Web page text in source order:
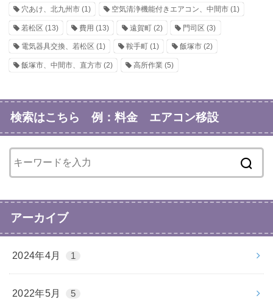
穴あけ、北九州市 (1) 空気清浄機能付きエアコン、中間市(1)
若松区 (13) 費用 (13) 遠賀町(2) 門司区 (3)
電気器具交換、若松区 (1) 鞍手町(1) 飯塚市(2)
飯塚市、中間市、直方市 (2) 高所作業(5)
検索はこちら 例：料金 エアコン移設
アーカイブ
2024年4月 1
2022年5月 5